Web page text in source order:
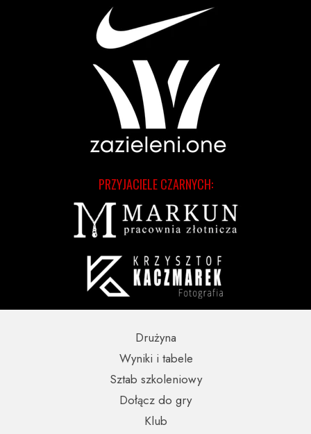
PRZYJACIELE CZARNYCH:
Wyniki i tabele
Sztab szkoleniowy
Dołącz do gry
Drużyna
Klub